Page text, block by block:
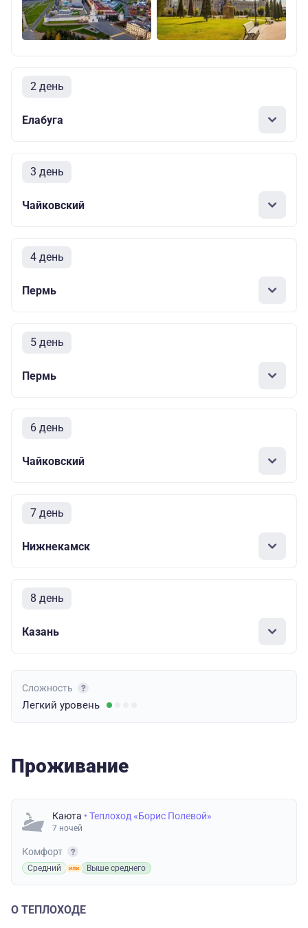
2 день
Елабуга
3 день
Чайковский
4 день
Пермь
5 день
Пермь
6 день
Чайковский
7 день
Нижнекамск
8 день
Казань
Сложность
Легкий уровень
Проживание
Каюта • Теплоход «Борис Полевой»
7 ночей
Комфорт
Средний Выше среднего
О ТЕПЛОХОДЕ